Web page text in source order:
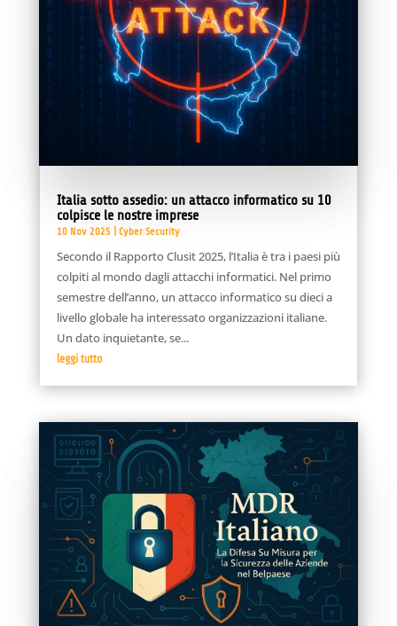
Italia sotto assedio: un attacco informatico su 10
colpisce le nostre imprese
10 Nov 2025 Cyber Security
Secondo il Rapporto Clusit 2025, l’Italia è tra i paesi più
colpiti al mondo dagli attacchi informatici. Nel primo
semestre dell’anno, un attacco informatico su dieci a
livello globale ha interessato organizzazioni italiane.
Un dato inquietante, se...
leggi tutto